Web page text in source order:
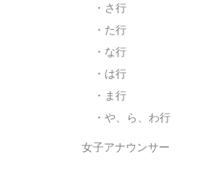
・さ行
・た行
・な行
・は行
・ま行
・や、ら、わ行
女子アナウンサー